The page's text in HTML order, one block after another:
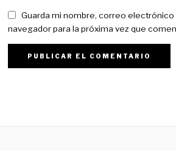
Guarda mi nombre, correo
navegador para la próxima vez que